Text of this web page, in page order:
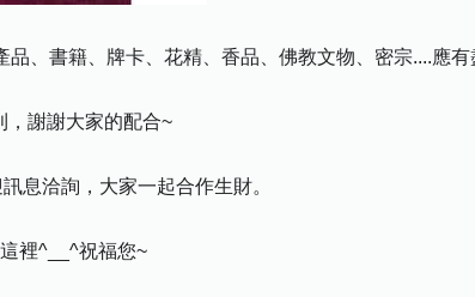
、書籍、牌卡、花精、香品、佛教文物、密宗....應有
，謝謝大家的配合~
息洽詢，大家一起合作生財。
裡^__^祝福您~